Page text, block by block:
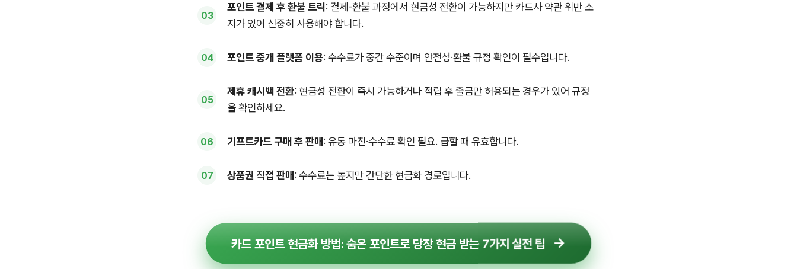
포인트 결제 후 환불 트릭: 결제-환불 과정에서 현금성 전환이 가능하지만 카드사 약관 위반 소
지가 있어 신중히 사용해야 합니다.
포인트 중개 플랫폼 이용: 수수료가 중간 수준이며 안전성·환불 규정 확인이 필수입니다.
제휴 캐시백 전환: 현금성 전환이 즉시 가능하거나 적립 후 출금만 허용되는 경우가 있어 규정
을 확인하세요.
기프트카드 구매 후 판매: 유통 마진·수수료 확인 필요. 급할 때 유효합니다.
상품권 직접 판매: 수수료는 높지만 간단한 현금화 경로입니다.
카드 포인트 현금화 방법: 숨은 포인트로 당장 현금 받는 7가지 실전 팁